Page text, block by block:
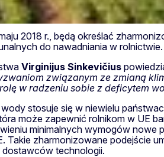
2018 r., będą określać
do nawadniania w rolnictwie.
Virginijus Sinkevičius
związanym ze zmianą
w radzeniu sobie z deficytem
stosuje się w niewielu
może zapewnić rolnikom w UE
minimalnych wymogów
Takie zharmonizowane podejście
technologii.